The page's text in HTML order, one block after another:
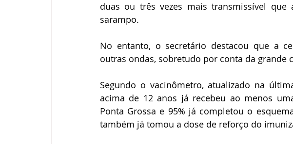
duas ou três vezes mais transmissível
sarampo.
No entanto, o secretário destacou que a
outras ondas, sobretudo por conta da grande
Segundo o vacinômetro, atualizado na
acima de 12 anos já recebeu ao menos
Ponta Grossa e 95% já completou o
também já tomou a dose de reforço do